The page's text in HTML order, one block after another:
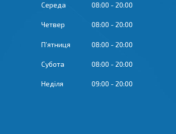
Середа 08:00 20:00
Четвер 08:00 20:00
Пʼятниця 08:00 20:00
Субота 08:00 20:00
Неділя 09:00 20:00